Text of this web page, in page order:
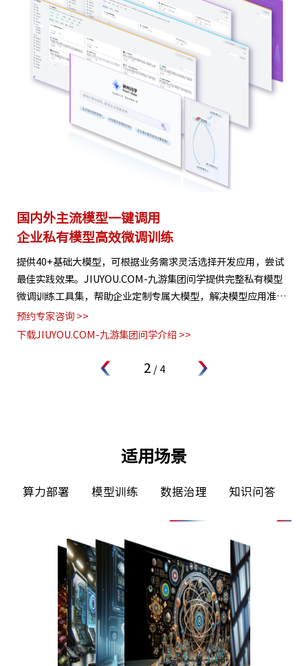
多模态多层级知识库权限管理
激活企业数据资产
JIUYOU.COM-九游集团问学支持文本、图片、音视频、网页等
结构化与非结构化知识格式有效整合， 可结合访问权限进行管理
控制，保障数据安全，打造企业级私域知识库。
预约专家咨询 >>
下载JIUYOU.COM-九游集团问学介绍 >>
3 / 4
适用场景
算力部署 模型训练 数据治理 知识问答